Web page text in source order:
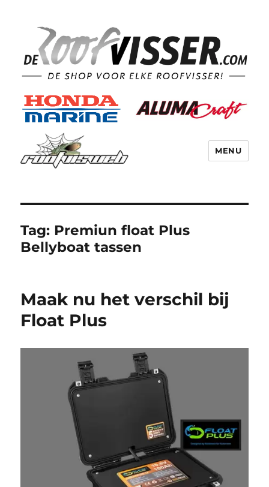
MENU
Tag: Premiun float Plus
Bellyboat tassen
Maak nu het verschil bij
Float Plus